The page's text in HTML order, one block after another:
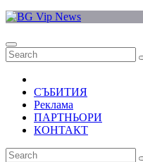
СЪБИТИЯ
Реклама
ПАРТНЬОРИ
КОНТАКТ